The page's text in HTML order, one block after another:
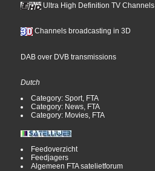
Ultra High Definition TV Channels
Channels broadcasting in 3D
DAB over DVB transmissions
Dutch
Category: Sport, FTA
Category: News, FTA
Category: Movies, FTA
Feedoverzicht
Feedjagers
Algemeen FTA satelietforum